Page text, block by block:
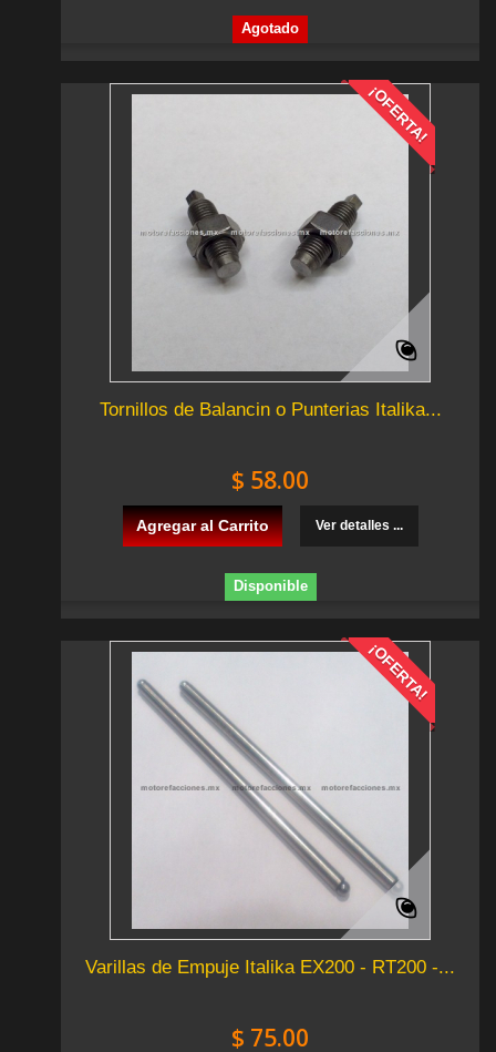
Agotado
¡OFERTA!
Tornillos de Balancin o Punterias Italika...
$ 58.00
Agregar al Carrito Ver detalles ...
Disponible
¡OFERTA!
Varillas de Empuje Italika EX200 - RT200 -...
$ 75.00